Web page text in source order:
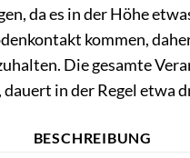
da es in der Höhe
kommen,
Die gesamte
in der Regel etwa
BESCHREIBUNG